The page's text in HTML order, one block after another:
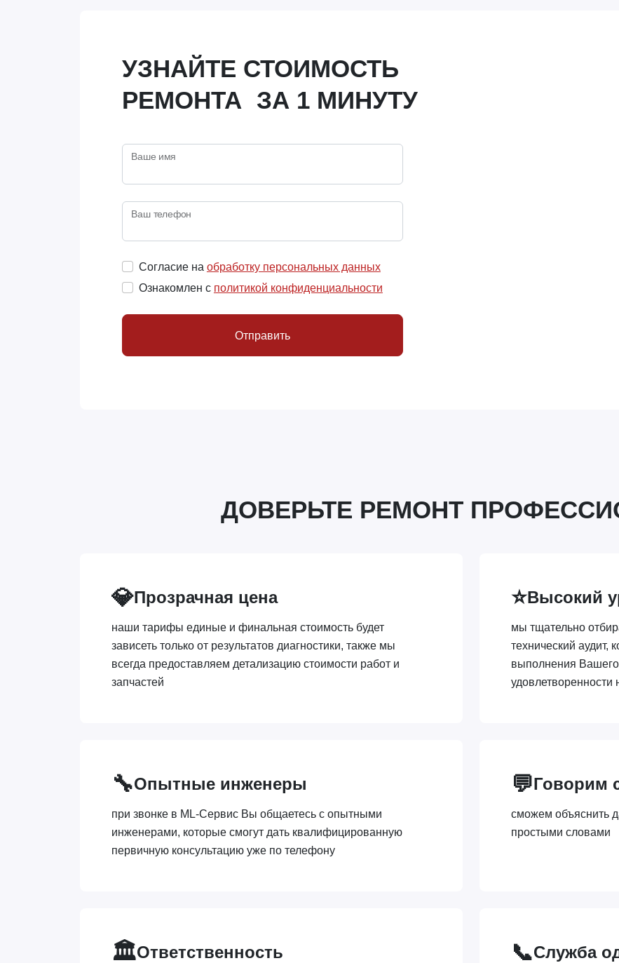
УЗНАЙТЕ СТОИМОСТЬ
РЕМОНТА ЗА 1 МИНУТУ
Ваше имя
Ваш телефон
Согласие на обработку персональных данных
Ознакомлен с политикой конфиденциальности
Отправить
ДОВЕРЬТЕ РЕМОНТ
💎Прозрачная цена
наши тарифы единые и финальная стоимость будет
зависеть только от результатов диагностики, также мы
всегда предоставляем детализацию стоимости работ и
запчастей
⭐Высокий
мы тщательно
технический аудит,
выполнения Вашего
удовлетворенности
🔧Опытные инженеры
при звонке в ML-Сервис Вы общаетесь с опытными
инженерами, которые смогут дать квалифицированную
первичную консультацию уже по телефону
💬 Говорим
сможем объяснить
простыми словами
🏛️Ответственность 📞Служба